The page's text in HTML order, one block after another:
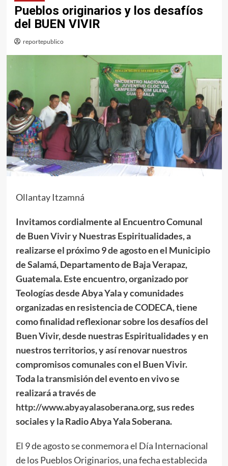
Pueblos originarios y los desafíos
del BUEN VIVIR
reportepublico
Ollantay Itzamná
Invitamos cordialmente al Encuentro Comunal
de Buen Vivir y Nuestras Espiritualidades, a
realizarse el próximo 9 de agosto en el Municipio
de Salamá, Departamento de Baja Verapaz,
Guatemala. Este encuentro, organizado por
Teologías desde Abya Yala y comunidades
organizadas en resistencia de CODECA, tiene
como finalidad reflexionar sobre los desafíos del
Buen Vivir, desde nuestras Espiritualidades y en
nuestros territorios, y así renovar nuestros
compromisos comunales con el Buen Vivir.
Toda la transmisión del evento en vivo se
realizará a través de
http://www.abyayalasoberana.org, sus redes
sociales y la Radio Abya Yala Soberana.
El 9 de agosto se conmemora el Día Internacional
de los Pueblos Originarios, una fecha establecida